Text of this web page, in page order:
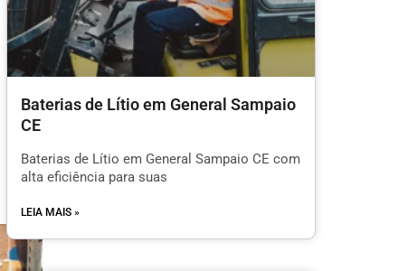
Baterias de Lítio em General Sampaio
CE
Baterias de Lítio em General Sampaio CE com
alta eficiência para suas
LEIA MAIS »